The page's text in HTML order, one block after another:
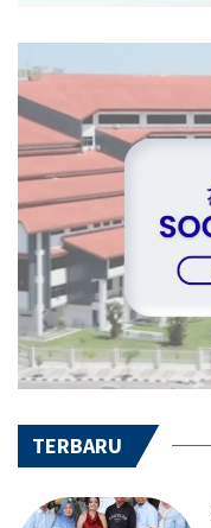
TERBARU